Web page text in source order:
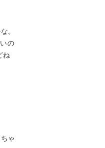
。
の
ね
ゃ